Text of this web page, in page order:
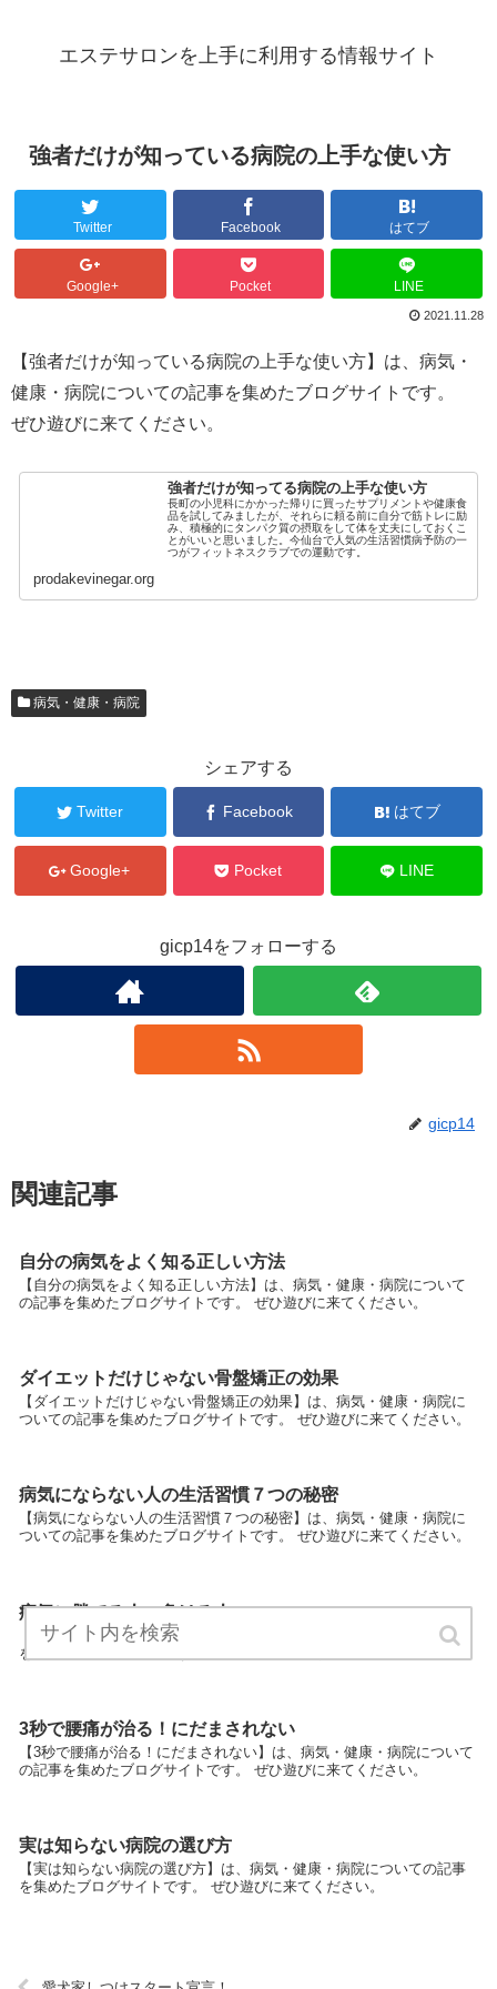
エステサロンを上手に利用する情報サイト
強者だけが知っている病院の上手な使い方
Twitter Facebook はてブ
Google+ Pocket LINE
2021.11.28
【強者だけが知っている病院の上手な使い方】は、病気・
健康・病院についての記事を集めたブログサイトです。
ぜひ遊びに来てください。
強者だけが知ってる病院の上手な使い方
長町の小児科にかかった帰りに買ったサプリメントや健康食
品を試してみましたが、それらに頼る前に自分で筋トレに励
み、積極的にタンパク質の摂取をして体を丈夫にしておくこ
とがいいと思いました。今仙台で人気の生活習慣病予防の一
つがフィットネスクラブでの運動です。
prodakevinegar.org
病気・健康・病院
シェアする
Twitter Facebook はてブ
Google+ Pocket LINE
gicp14をフォローする
gicp14
関連記事
自分の病気をよく知る正しい方法
【自分の病気をよく知る正しい方法】は、病気・健康・病院について
の記事を集めたブログサイトです。 ぜひ遊びに来てください。
ダイエットだけじゃない骨盤矯正の効果
【ダイエットだけじゃない骨盤矯正の効果】は、病気・健康・病院に
ついての記事を集めたブログサイトです。 ぜひ遊びに来てください。
病気にならない人の生活習慣７つの秘密
【病気にならない人の生活習慣７つの秘密】は、病気・健康・病院に
ついての記事を集めたブログサイトです。 ぜひ遊びに来てください。
病気に勝てる人、負ける人
【病気に勝てる人、負ける人】は、病気・健康・病院についての記事
を集めたブログサイトです。 ぜひ遊びに来てください。
3秒で腰痛が治る！にだまされない
【3秒で腰痛が治る！にだまされない】は、病気・健康・病院について
の記事を集めたブログサイトです。 ぜひ遊びに来てください。
実は知らない病院の選び方
【実は知らない病院の選び方】は、病気・健康・病院についての記事
を集めたブログサイトです。 ぜひ遊びに来てください。